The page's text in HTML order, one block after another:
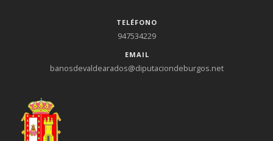
TELÉFONO
947534229
EMAIL
banosdevaldearados@diputaciondeburgos.net